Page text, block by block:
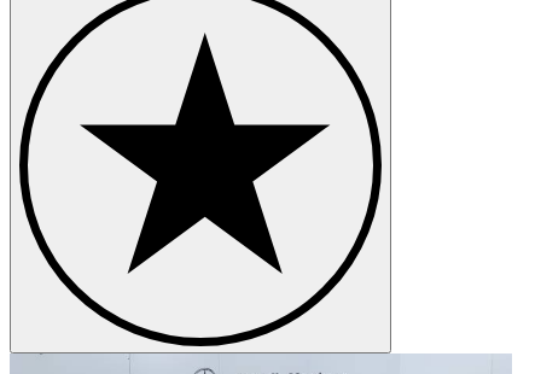
Beratung & Verkauf Mercedes-Benz Neuwagen PKW &
Transporter Verkauf
Beratung & Verkauf von Jahreswagen und
Gebrauchtfahrzeugen
Fahrzeugeintausch
WIR BERATEN UND UNTERSTÜTZEN SIE GERNE BEI
DER FINANZIERUNG IHRES FAHRZEUGES.
Unsere bestens ausgebildeten Mitarbeiter/innen kümmern sich in
unserer, nach modernsten Richtlinien ausgestatteten, Werkstatt um
die Wartung und Reparatur Ihres PKW, Transporter, LKW &
UNIMOG.